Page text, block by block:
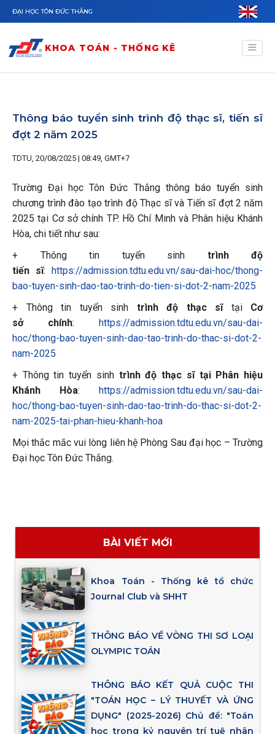
Nhảy đến nội dung
ĐẠI HỌC TÔN ĐỨC THẮNG
KHOA TOÁN - THỐNG KÊ
Thông báo tuyển sinh trình độ thạc sĩ, tiến sĩ
đợt 2 năm 2025
TDTU, 20/08/2025 | 08:49, GMT+7
Trường Đại học Tôn Đức Thắng thông báo tuyển sinh
chương trình đào tạo trình độ Thạc sĩ và Tiến sĩ đợt 2 năm
2025 tại Cơ sở chính TP. Hồ Chí Minh và Phân hiệu Khánh
Hòa, chi tiết như sau:
+ Thông tin tuyển sinh trình độ
tiến sĩ: https://admission.tdtu.edu.vn/sau-dai-hoc/thong-
bao-tuyen-sinh-dao-tao-trinh-do-tien-si-dot-2-nam-2025
+ Thông tin tuyển sinh trình độ thạc sĩtại Cơ
sở chính: https://admission.tdtu.edu.vn/sau-dai-
hoc/thong-bao-tuyen-sinh-dao-tao-trinh-do-thac-si-dot-2-
nam-2025
+ Thông tin tuyển sinh trình độ thạc sĩ tại Phân hiệu
Khánh Hòa: https://admission.tdtu.edu.vn/sau-dai-
hoc/thong-bao-tuyen-sinh-dao-tao-trinh-do-thac-si-dot-2-
nam-2025-tai-phan-hieu-khanh-hoa
Mọi thắc mắc vui lòng liên hệ Phòng Sau đại học – Trường
Đại học Tôn Đức Thắng.
BÀI VIẾT MỚI
Khoa Toán - Thống kê tổ chức
Journal Club và SHHT
THÔNG BÁO VỀ VÒNG THI SƠ LOẠI
OLYMPIC TOÁN
THÔNG BÁO KẾT QUẢ CUỘC THI
"TOÁN HỌC – LÝ THUYẾT VÀ ỨNG
DỤNG" (2025-2026) Chủ đề: "Toán
học trong kỷ nguyên trí tuệ nhân